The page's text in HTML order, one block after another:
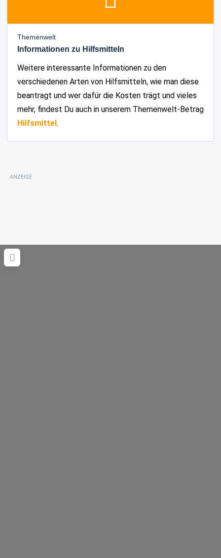
Themenwelt
Informationen zu Hilfsmitteln
Weitere interessante Informationen zu den
verschiedenen Arten von Hilfsmitteln, wie man diese
beantragt und wer dafür die Kosten trägt und vieles
mehr, findest Du auch in unserem Themenwelt-Betrag
Hilfsmittel.
ANZEIGE